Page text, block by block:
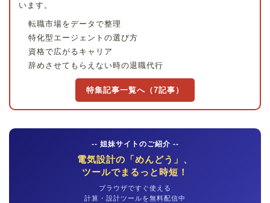
います。
転職市場をデータで整理
特化型エージェントの選び方
資格で広がるキャリア
辞めさせてもらえない時の退職代行
特集記事一覧へ（7記事）
-- 姐妹サイトのご紹介 --
電気設計の「めんどう」、
ツールでまるっと時短！
ブラウザですぐ使える
計算・設計ツールを無料配信中